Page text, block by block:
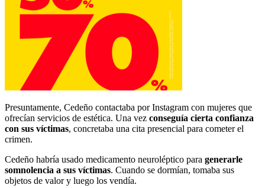
Presuntamente, Cedeño contactaba por Instagram con mujeres que
ofrecían servicios de estética. Una vez conseguía cierta confianza
con sus víctimas, concretaba una cita presencial para cometer el
crimen.
Cedeño habría usado medicamento neuroléptico para generarle
somnolencia a sus víctimas. Cuando se dormían, tomaba sus
objetos de valor y luego los vendía.